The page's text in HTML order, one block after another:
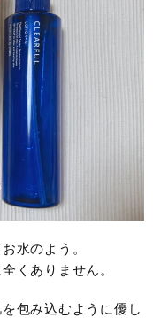
水のよう。
くありません。
包み込むように優し